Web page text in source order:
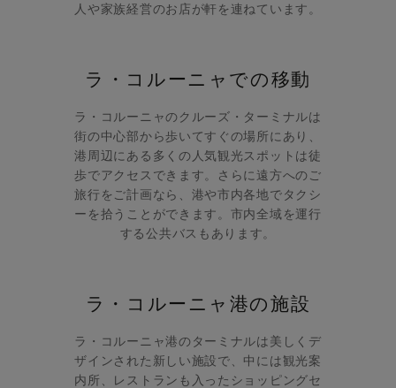
人や家族経営のお店が軒を連ねています。
ラ・コルーニャでの移動
ラ・コルーニャのクルーズ・ターミナルは
街の中心部から歩いてすぐの場所にあり、
港周辺にある多くの人気観光スポットは徒
歩でアクセスできます。さらに遠方へのご
旅行をご計画なら、港や市内各地でタクシ
ーを拾うことができます。市内全域を運行
する公共バスもあります。
ラ・コルーニャ港の施設
ラ・コルーニャ港のターミナルは美しくデ
ザインされた新しい施設で、中には観光案
内所、レストランも入ったショッピングセ